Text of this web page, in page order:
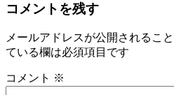
コメントを残す
メールアドレスが公開されるこ
ている欄は必須項目です
コメント ※